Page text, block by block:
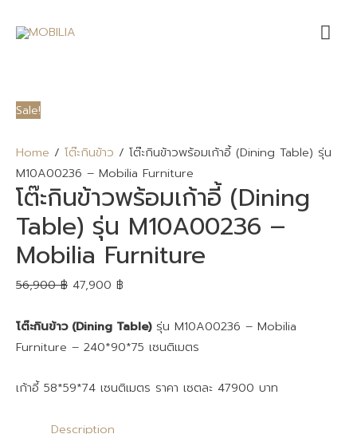
Sale!
Home / โต๊ะกินข้าว / โต๊ะกินข้าวพร้อมเก้าอี้ (Dining Table) รุ่น
M10A00236 – Mobilia Furniture
โต๊ะกินข้าวพร้อมเก้าอี้ (Dining
Table) รุ่น M10A00236 –
Mobilia Furniture
56,900฿ 47,900 ฿
โต๊ะกินข้าว (Dining Table)รุ่น M10A00236 – Mobilia
Furniture – 240*90*75 เซนติเมตร
เก้าอี้ 58*59*74 เซนติเมตร ราคา เซตละ 47900 บาท
Description